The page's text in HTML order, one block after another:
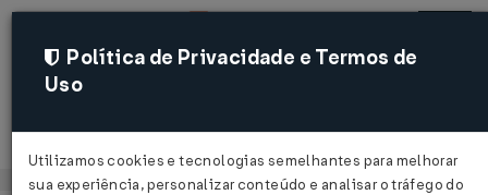
Acessar
Política de Privacidade e Termos de
Uso
Utilizamos cookies e tecnologias semelhantes para melhorar
sua experiência, personalizar conteúdo e analisar o tráfego do